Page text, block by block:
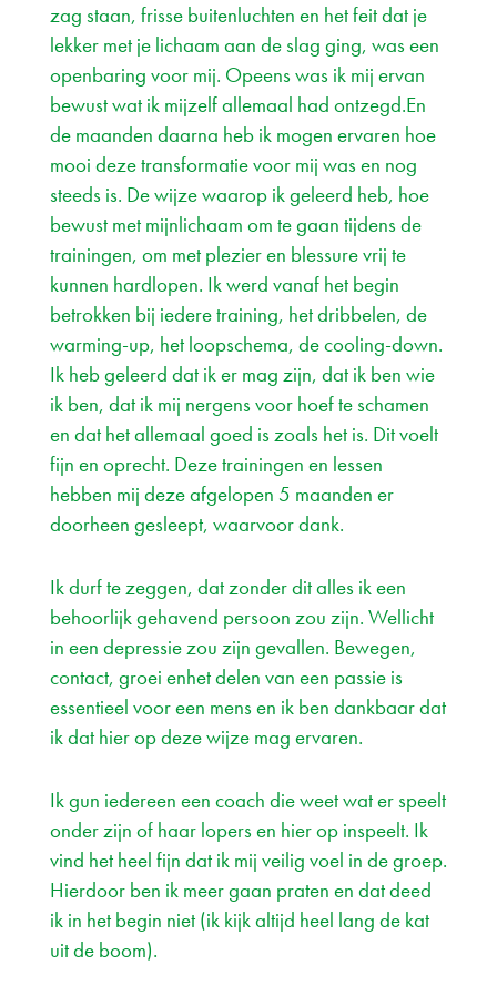
zag staan, frisse buitenluchten en het feit dat je
lekker met je lichaam aan de slag ging, was een
openbaring voor mij. Opeens was ik mij ervan
bewust wat ik mijzelf allemaal had ontzegd.En
de maanden daarna heb ik mogen ervaren hoe
mooi deze transformatie voor mij was en nog
steeds is. De wijze waarop ik geleerd heb, hoe
bewust met mijnlichaam om te gaan tijdens de
trainingen, om met plezier en blessure vrij te
kunnen hardlopen. Ik werd vanaf het begin
betrokken bij iedere training, het dribbelen, de
warming-up, het loopschema, de cooling-down.
Ik heb geleerd dat ik er mag zijn, dat ik ben wie
ik ben, dat ik mij nergens voor hoef te schamen
en dat het allemaal goed is zoals het is. Dit voelt
fijn en oprecht. Deze trainingen en lessen
hebben mij deze afgelopen 5 maanden er
doorheen gesleept, waarvoor dank.
Ik durf te zeggen, dat zonder dit alles ik een
behoorlijk gehavend persoon zou zijn. Wellicht
in een depressie zou zijn gevallen. Bewegen,
contact, groei enhet delen van een passie is
essentieel voor een mens en ik ben dankbaar dat
ik dat hier op deze wijze mag ervaren.
Ik gun iedereen een coach die weet wat er speelt
onder zijn of haar lopers en hier op inspeelt. Ik
vind het heel fijn dat ik mij veilig voel in de groep.
Hierdoor ben ik meer gaan praten en dat deed
ik in het begin niet (ik kijk altijd heel lang de kat
uit de boom).